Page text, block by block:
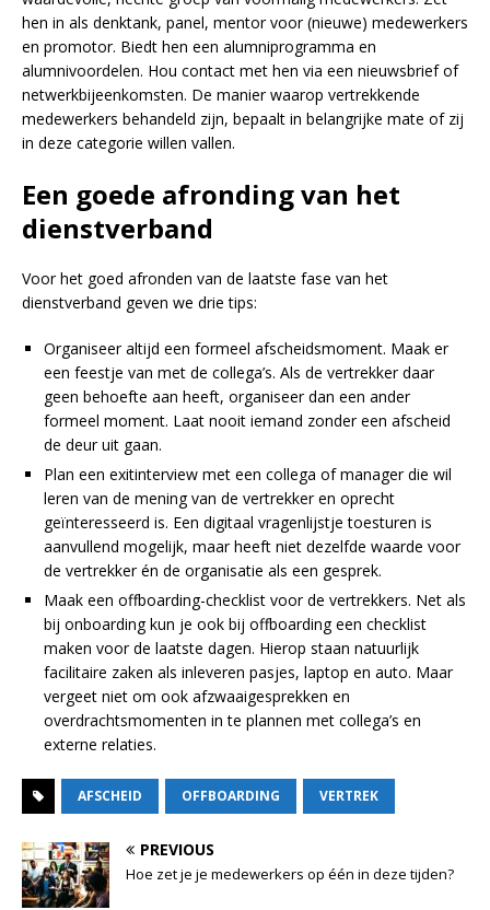
hen in als denktank, panel, mentor voor (nieuwe) medewerkers
en promotor. Biedt hen een alumniprogramma en
alumnivoordelen. Hou contact met hen via een nieuwsbrief of
netwerkbijeenkomsten. De manier waarop vertrekkende
medewerkers behandeld zijn, bepaalt in belangrijke mate of zij
in deze categorie willen vallen.
Een goede afronding van het
dienstverband
Voor het goed afronden van de laatste fase van het
dienstverband geven we drie tips:
Organiseer altijd een formeel afscheidsmoment. Maak er
een feestje van met de collega’s. Als de vertrekker daar
geen behoefte aan heeft, organiseer dan een ander
formeel moment. Laat nooit iemand zonder een afscheid
de deur uit gaan.
Plan een exitinterview met een collega of manager die wil
leren van de mening van de vertrekker en oprecht
geïnteresseerd is. Een digitaal vragenlijstje toesturen is
aanvullend mogelijk, maar heeft niet dezelfde waarde voor
de vertrekker én de organisatie als een gesprek.
Maak een offboarding-checklist voor de vertrekkers. Net als
bij onboarding kun je ook bij offboarding een checklist
maken voor de laatste dagen. Hierop staan natuurlijk
facilitaire zaken als inleveren pasjes, laptop en auto. Maar
vergeet niet om ook afzwaaigesprekken en
overdrachtsmomenten in te plannen met collega’s en
externe relaties.
AFSCHEID OFFBOARDING VERTREK
PREVIOUS
Hoe zet je je medewerkers op één in deze tijden?